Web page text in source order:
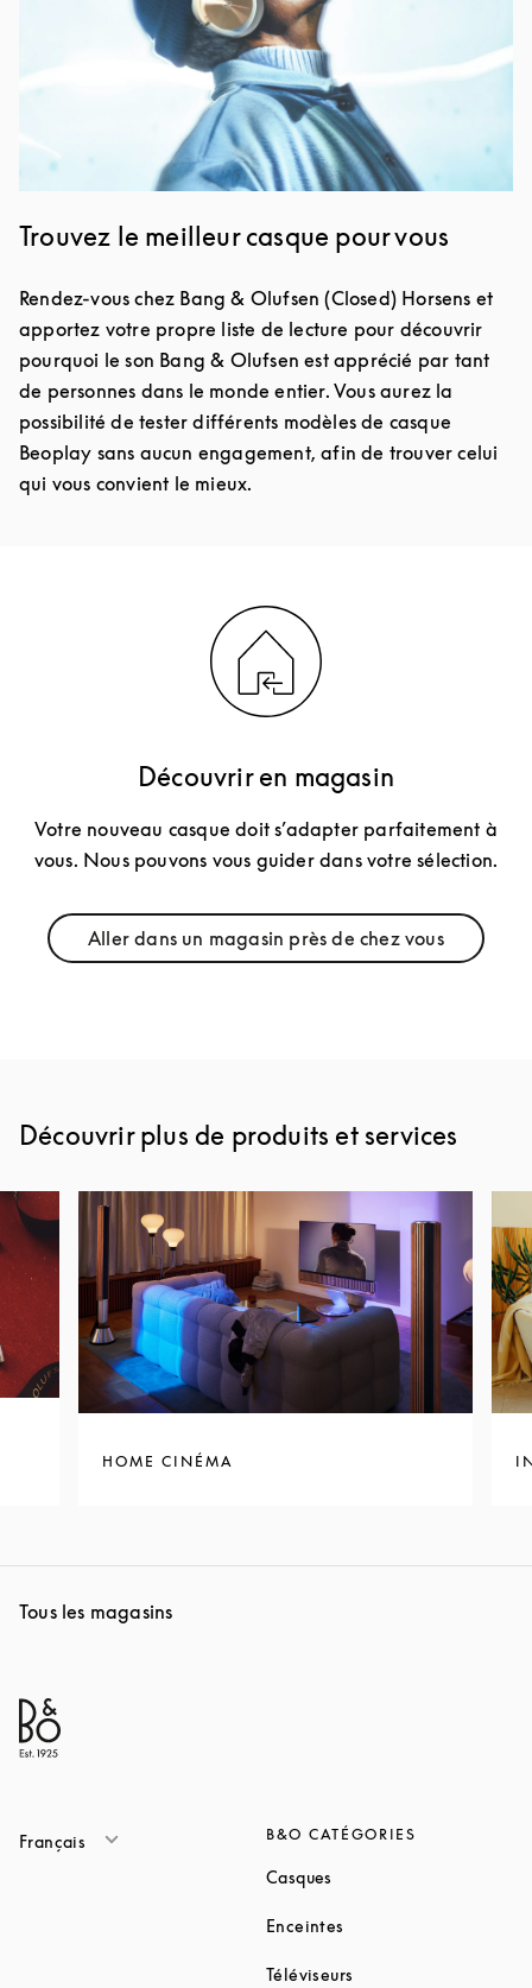
Trouvez le meilleur casque pour vous
Rendez-vous chez Bang & Olufsen (Closed) Horsens et
apportez votre propre liste de lecture pour découvrir
pourquoi le son Bang & Olufsen est apprécié par tant
de personnes dans le monde entier. Vous aurez la
possibilité de tester différents modèles de casque
Beoplay sans aucun engagement, afin de trouver celui
qui vous convient le mieux.
Découvrir en magasin
Votre nouveau casque doit s’adapter parfaitement à
vous. Nous pouvons vous guider dans votre sélection.
Aller dans un magasin près de chez vous
Link Opens in New Tab
Découvrir plus de produits et services
HOME CINÉMA
Tous les magasins
Français B&O CATÉGORIES
Casques
Enceintes
Téléviseurs